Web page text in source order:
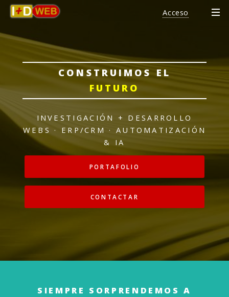
Acceso
CONSTRUIMOS EL
FUTURO
INVESTIGACIÓN + DESARROLLO
WEBS · ERP/CRM · AUTOMATIZACIÓN
& IA
PORTAFOLIO
CONTACTAR
SIEMPRE SORPRENDEMOS A